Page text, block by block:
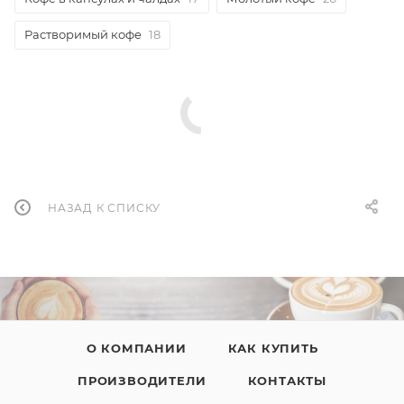
Растворимый кофе 18
НАЗАД К СПИСКУ
О КОМПАНИИ КАК КУПИТЬ
ПРОИЗВОДИТЕЛИ КОНТАКТЫ